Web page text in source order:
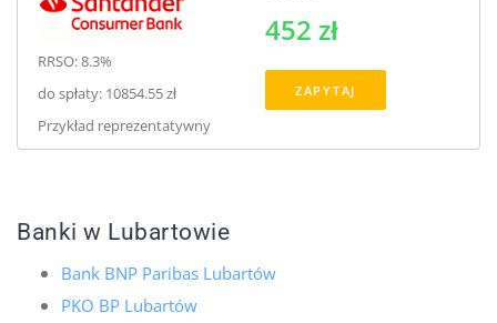
RRSO: 8.3%
do spłaty: 10854.55 zł
Przykład reprezentatywny
452 zł
ZAPYTAJ
Banki w Lubartowie
Bank BNP Paribas Lubartów
PKO BP Lubartów